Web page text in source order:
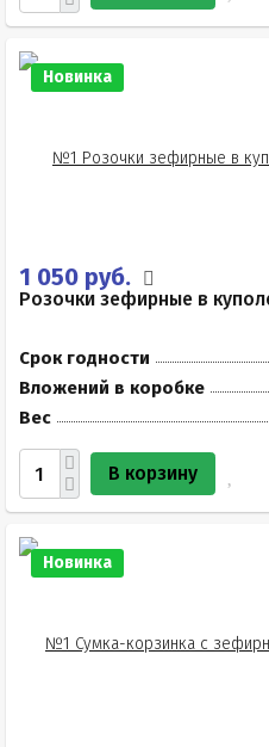
Новинка
1 050 руб.
Розочки зефирные в
Срок годности
Вложений в коробке
Вес
В корзину
Новинка